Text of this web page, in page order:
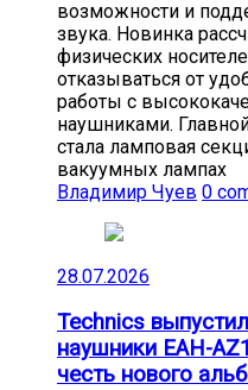
возможности и
звука. Новинка
физических
отказываться от
работы с
наушниками.
стала ламповая
вакуумных лампах
Владимир Чуев 0
28.07.2026
Technics
наушники EAH-
честь нового